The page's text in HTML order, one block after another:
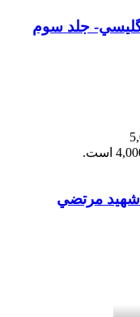
جلد سوم
شهيد مرتضي